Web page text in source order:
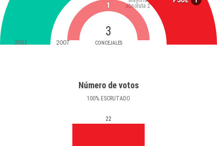
3
CONCEJALES
absoluta 2
1
2011 2007
Número de votos
100% ESCRUTADO
22